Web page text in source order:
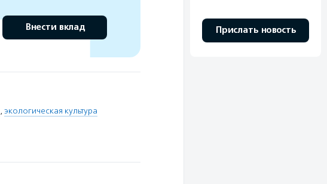
Внести вклад
, экологическая культура
Прислать новость